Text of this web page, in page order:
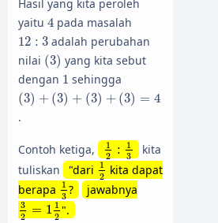
Hasil yang kita peroleh
yaitu 4
4 pada masalah
12 : 3
12 : 3 adalah perubahan
nilai (3)
(3) yang kita sebut
dengan 1
1 sehingga
(3) + (3) + (3) + (3) = 4
(3) +( 3)+( 3 +(3)=4
.
Contoh ketiga,
1
2
:
1
3
12:13 kita
tuliskan
"dari
1
2
12kita dapat
berapa
1
3
13
? jawabnya
3
2
= 1 1
2
32=112".